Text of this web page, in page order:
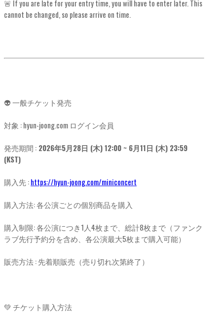
🚨 If you are late for your entry time, you will have to enter later. This
cannot be changed, so please arrive on time.
👽 一般チケット発売
対象 : hyun-joong.com ログイン会員
発売期間 : 2026年5月28日 (木) 12:00 ~ 6月11日 (木) 23:59
(KST)
購入先 :https://hyun-joong.com/miniconcert
購入方法: 各公演ごとの個別商品を購入
購入制限: 各公演につき1人4枚まで、総計8枚まで（ファンク
ラブ先行予約分を含め、各公演最大5枚まで購入可能）
販売方法 : 先着順販売（売り切れ次第終了）
💚 チケット購入方法